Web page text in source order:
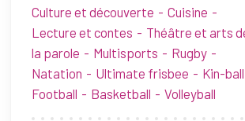
Culture et découverte
Cuisine
Lecture et contes
Théâtre et arts
la parole
Multisports
Rugby
Natation
Ultimate frisbee
Kin-ball
Football
Basketball Volleyball